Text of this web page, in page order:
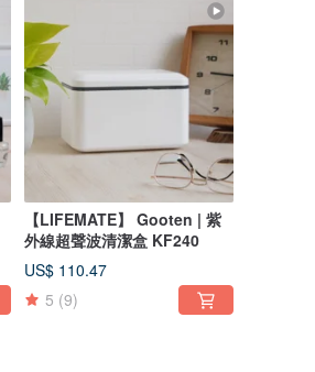
【LIFEMATE】 Gooten | 紫
外線超聲波清潔盒 KF240
US$ 110.47
5 (9)